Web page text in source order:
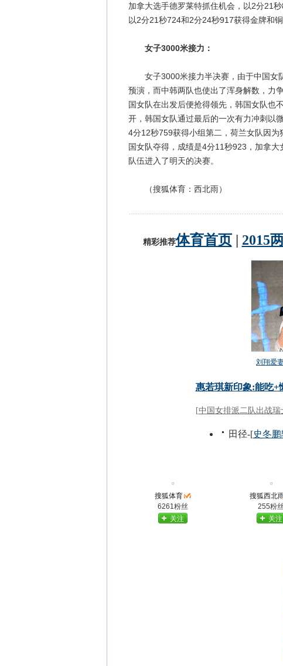
加拿大选手德罗莱特抓住机会，以2分21
以2分21秒724和2分24秒917获得金牌和
女子3000米接力：
女子3000米接力半决赛，由于中国女
预演，而中韩两队也使出了浑身解数，力
国女队在出发后便抢得领先，韩国女队也
开，韩国女队通过最后的一次有力冲刺以
4分12秒759获得小组第二，荷兰女队因
国女队夺得，成绩是4分11秒923，加拿
队伍进入了明天的决赛。
（搜狐体育：西北雨）
搜狐体育
6261粉丝
关注
搜狐西北
255粉丝
关注